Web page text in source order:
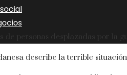
de personas desplazadas por la
describe la terrible